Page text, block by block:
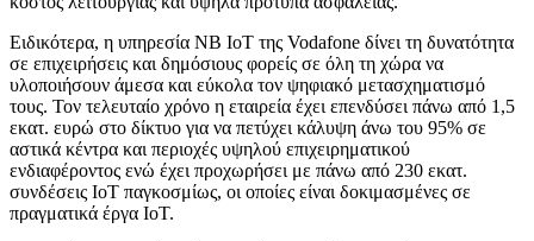
Ειδικότερα, η υπηρεσία NB IoT της Vodafone δίνει τη δυνατότητα
σε επιχειρήσεις και δημόσιους φορείς σε όλη τη χώρα να
υλοποιήσουν άμεσα και εύκολα τον ψηφιακό μετασχηματισμό
τους. Τον τελευταίο χρόνο η εταιρεία έχει επενδύσει πάνω από 1,5
εκατ. ευρώ στο δίκτυο για να πετύχει κάλυψη άνω του 95% σε
αστικά κέντρα και περιοχές υψηλού επιχειρηματικού
ενδιαφέροντος ενώ έχει προχωρήσει με πάνω από 230 εκατ.
συνδέσεις IoT παγκοσμίως, οι οποίες είναι δοκιμασμένες σε
πραγματικά έργα ΙοΤ.